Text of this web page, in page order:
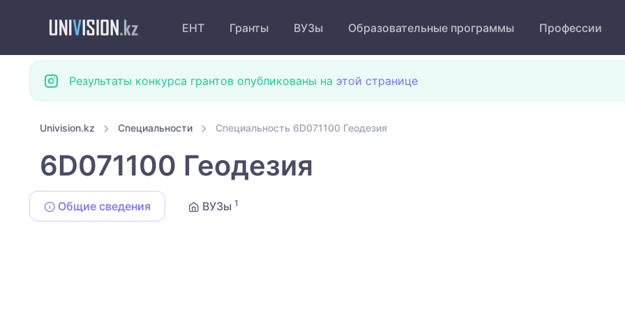
ЕНТ Гранты ВУЗы Образовательные программы Профессии
Результаты конкурса грантов опубликованы на этой странице
Univision.kz Специальности Специальность 6D071100 Геодезия
6D071100 Геодезия
Общие сведения ВУЗы 1